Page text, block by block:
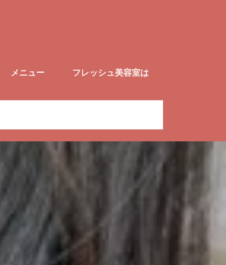
メニュー
赤ちゃん筆取扱店
【尼崎】2027年度成人式予約承りま
フレッシュ美容室は
フレッシュはこんな店です!